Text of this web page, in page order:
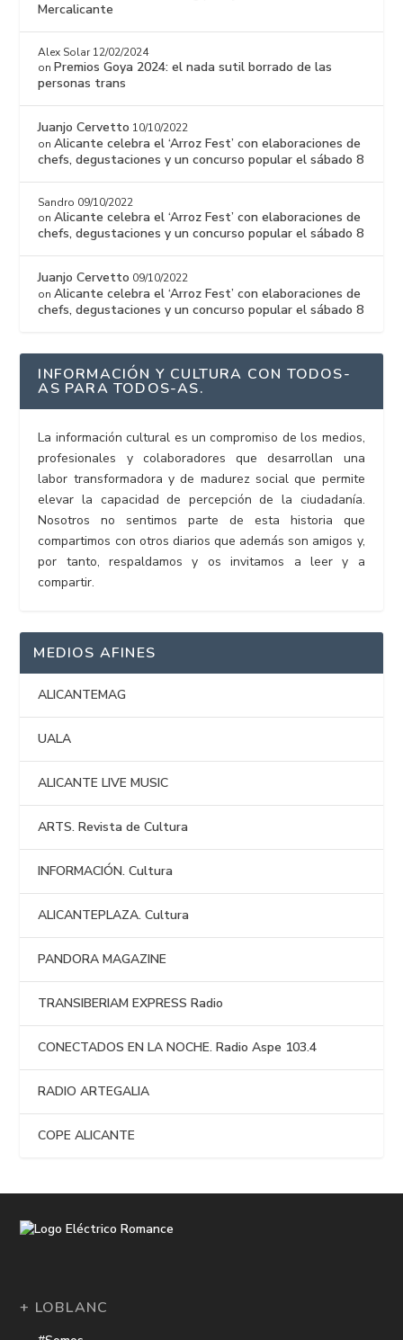
Mercalicante
Alex Solar 12/02/2024
onPremios Goya 2024: el nada sutil borrado de las
personas trans
Juanjo Cervetto 10/10/2022
onAlicante celebra el ‘Arroz Fest’ con elaboraciones de
chefs, degustaciones y un concurso popular el sábado 8
Sandro 09/10/2022
onAlicante celebra el ‘Arroz Fest’ con elaboraciones de
chefs, degustaciones y un concurso popular el sábado 8
Juanjo Cervetto 09/10/2022
onAlicante celebra el ‘Arroz Fest’ con elaboraciones de
chefs, degustaciones y un concurso popular el sábado 8
INFORMACIÓN Y CULTURA CON TODOS-
AS PARA TODOS-AS.
La información cultural es un compromiso de los medios,
profesionales y colaboradores que desarrollan una
labor transformadora y de madurez social que permite
elevar la capacidad de percepción de la ciudadanía.
Nosotros no sentimos parte de esta historia que
compartimos con otros diarios que además son amigos y,
por tanto, respaldamos y os invitamos a leer y a
compartir.
MEDIOS AFINES
ALICANTEMAG
UALA
ALICANTE LIVE MUSIC
ARTS. Revista de Cultura
INFORMACIÓN. Cultura
ALICANTEPLAZA. Cultura
PANDORA MAGAZINE
TRANSIBERIAM EXPRESS Radio
CONECTADOS EN LA NOCHE. Radio Aspe 103.4
RADIO ARTEGALIA
COPE ALICANTE
+ LOBLANC